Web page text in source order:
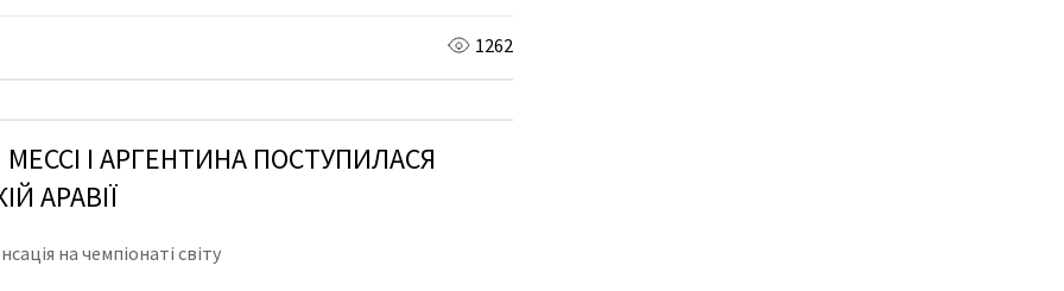
1262
МЕССІ І АРГЕНТИНА ПОСТУПИЛАСЯ
АРАВІЇ
на чемпіонаті світу